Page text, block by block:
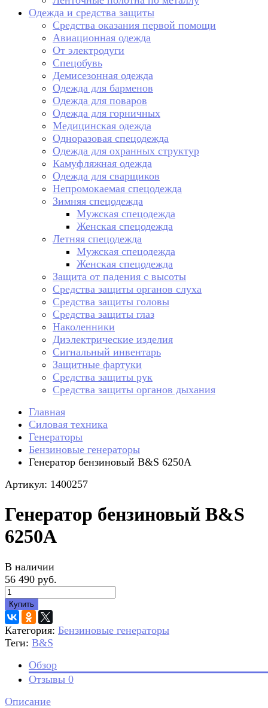
Одежда и средства защиты
Средства оказания первой помощи
Авиационная одежда
От электродуги
Спецобувь
Демисезонная одежда
Одежда для барменов
Одежда для поваров
Одежда для горничных
Медицинская одежда
Одноразовая спецодежда
Одежда для охранных структур
Камуфляжная одежда
Одежда для сварщиков
Непромокаемая спецодежда
Зимняя спецодежда
Мужская спецодежда
Женская спецодежда
Летняя спецодежда
Мужская спецодежда
Женская спецодежда
Защита от падения с высоты
Средства защиты органов слуха
Средства защиты головы
Средства защиты глаз
Наколенники
Диэлектрические изделия
Сигнальный инвентарь
Защитные фартуки
Средства защиты рук
Средства защиты органов дыхания
Главная
Силовая техника
Генераторы
Бензиновые генераторы
Генератор бензиновый B&S 6250A
Артикул: 1400257
Генератор бензиновый B&S
6250A
В наличии
56 490 руб.
Купить
Категория: Бензиновые генераторы
Теги: B&S
Обзор
Отзывы 0
Описание